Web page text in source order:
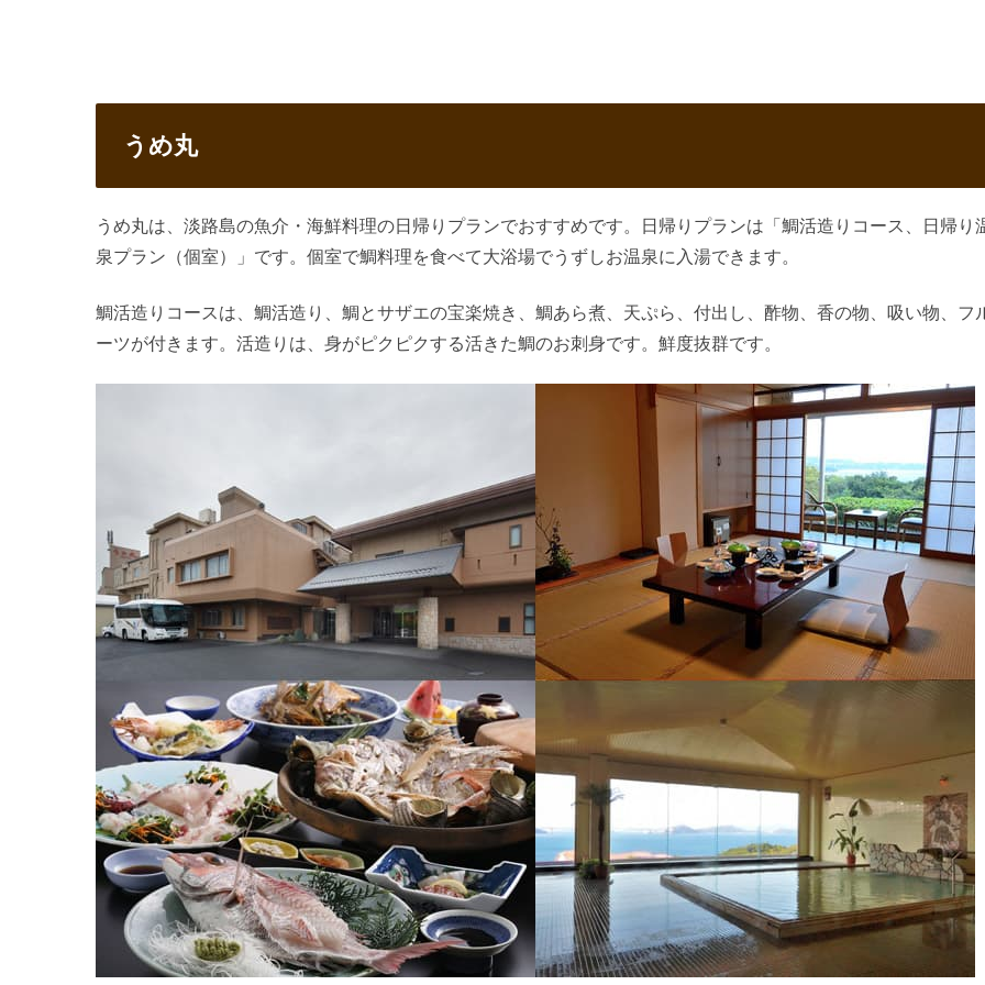
うめ丸
うめ丸は、淡路島の魚介・海鮮料理の日帰りプランでおすすめです。日帰りプランは「鯛活造りコース、日帰り
泉プラン（個室）」です。個室で鯛料理を食べて大浴場でうずしお温泉に入湯できます。
鯛活造りコースは、鯛活造り、鯛とサザエの宝楽焼き、鯛あら煮、天ぷら、付出し、酢物、香の物、吸い物、フ
ーツが付きます。活造りは、身がピクピクする活きた鯛のお刺身です。鮮度抜群です。